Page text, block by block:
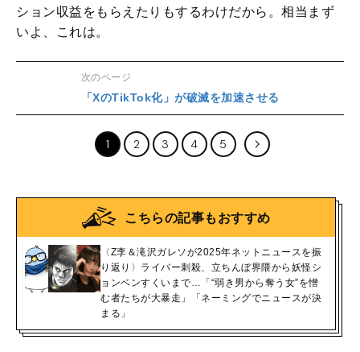
ション収益をもらえたりもするわけだから。相当まず
いよ、これは。
次のページ
「XのTikTok化」が破滅を加速させる
1 2 3 4 5
こちらの記事もおすすめ
〈Z李＆滝沢ガレソが2025年ネットニュースを振
り返り〉ライバー刺殺、立ちんぼ界隈から妖怪シ
ョンベンすくいまで…「“弱き男から奪う女”を憎
む者たちが大暴走」「ネーミングでニュースが決
まる」